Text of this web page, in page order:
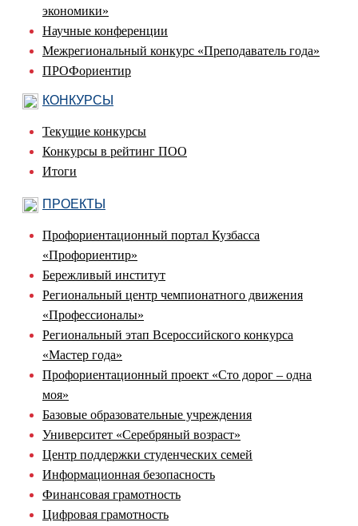
экономики»
Научные конференции
Межрегиональный конкурс «Преподаватель года»
ПРОФориентир
КОНКУРСЫ
Текущие конкурсы
Конкурсы в рейтинг ПОО
Итоги
ПРОЕКТЫ
Профориентационный портал Кузбасса
«Профориентир»
Бережливый институт
Региональный центр чемпионатного движения
«Профессионалы»
Региональный этап Всероссийского конкурса
«Мастер года»
Профориентационный проект «Сто дорог – одна
моя»
Базовые образовательные учреждения
Университет «Серебряный возраст»
Центр поддержки студенческих семей
Информационная безопасность
Финансовая грамотность
Цифровая грамотность